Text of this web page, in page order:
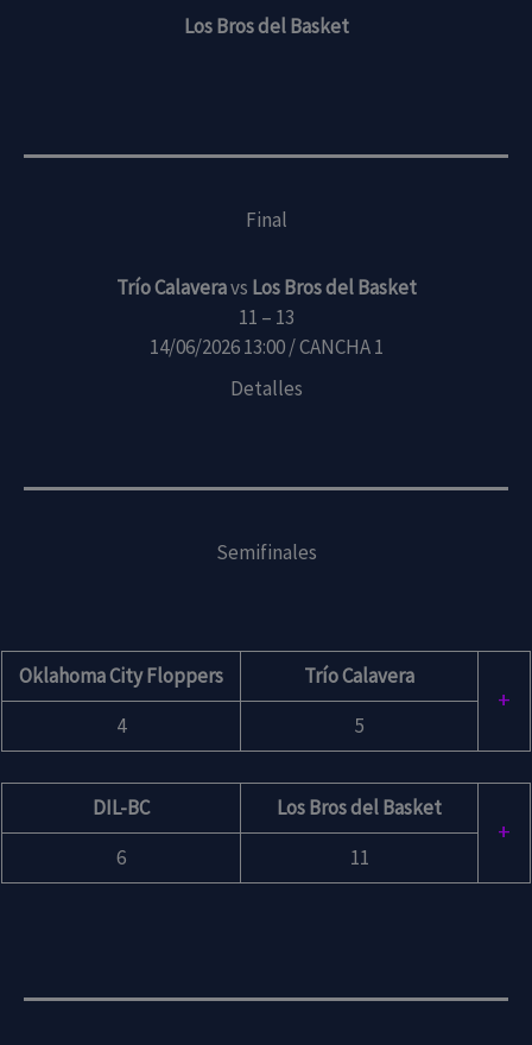
Los Bros del Basket
Final
Trío Calaveravs Los Bros del Basket
11 – 13
14/06/2026 13:00 / CANCHA 1
Detalles
Semifinales
Oklahoma City Floppers Trío Calavera
+
4 5
DIL-BC Los Bros del Basket
+
6 11